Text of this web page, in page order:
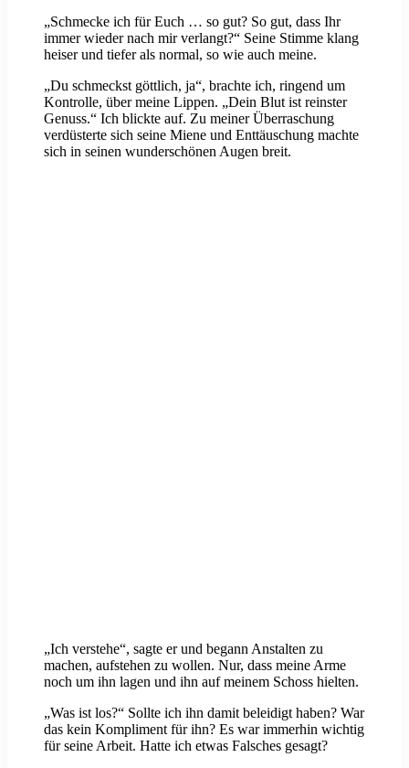
„Schmecke ich für Euch … so gut? So gut, dass Ihr
immer wieder nach mir verlangt?“ Seine Stimme klang
heiser und tiefer als normal, so wie auch meine.
„Du schmeckst göttlich, ja“, brachte ich, ringend um
Kontrolle, über meine Lippen. „Dein Blut ist reinster
Genuss.“ Ich blickte auf. Zu meiner Überraschung
verdüsterte sich seine Miene und Enttäuschung machte
sich in seinen wunderschönen Augen breit.
„Ich verstehe“, sagte er und begann Anstalten zu
machen, aufstehen zu wollen. Nur, dass meine Arme
noch um ihn lagen und ihn auf meinem Schoss hielten.
„Was ist los?“ Sollte ich ihn damit beleidigt haben? War
das kein Kompliment für ihn? Es war immerhin wichtig
für seine Arbeit. Hatte ich etwas Falsches gesagt?